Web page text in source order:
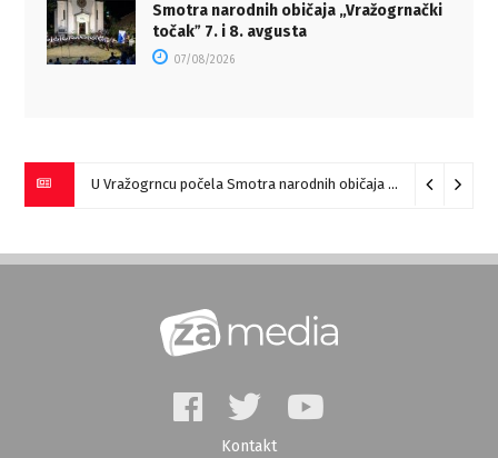
Smotra narodnih običaja „Vražogrnački
točakˮ 7. i 8. avgusta
07/08/2026
U Vražogrncu počela Smotra narodnih običaja „Vražogrnački točak“
Kontakt